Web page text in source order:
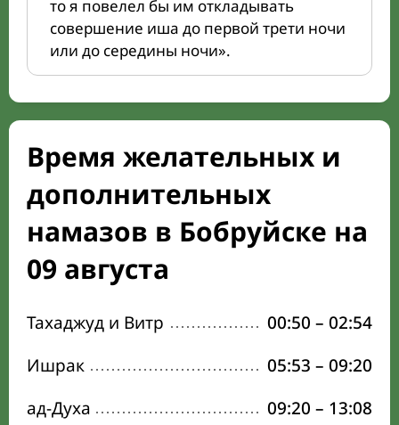
то я повелел бы им откладывать
совершение иша до первой трети ночи
или до середины ночи».
Время желательных и
дополнительных
намазов в Бобруйске на
09 августа
Тахаджуд и Витр 00:50 – 02:54
Ишрак
05:53 – 09:20
ад-Духа
09:20 – 13:08